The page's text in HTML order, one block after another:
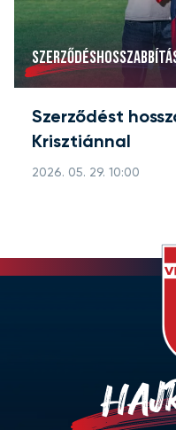
Szerződést
Krisztiánnal
2026. 05. 29. 10:00